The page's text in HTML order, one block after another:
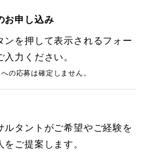
お申し込み
ンを押して表示されるフォー
入力ください。
の応募は確定しません。
ルタントがご希望やご経験を
ご提案します。